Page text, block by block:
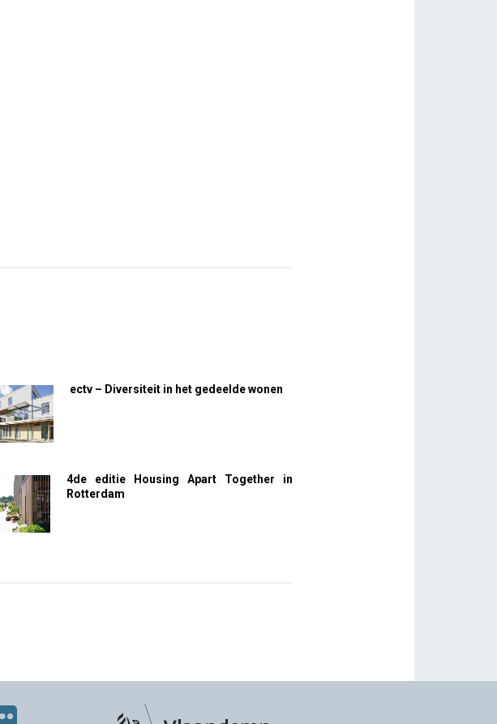
ectv – Diversiteit in het gedeelde wonen
4de editie Housing Apart Together in
Rotterdam